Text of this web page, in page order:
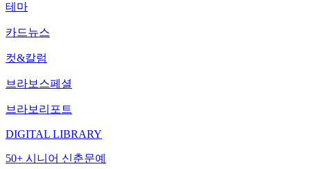
테마
카드뉴스
컷&칼럼
브라보스페셜
브라보리포트
DIGITAL LIBRARY
50+ 시니어 신춘문예